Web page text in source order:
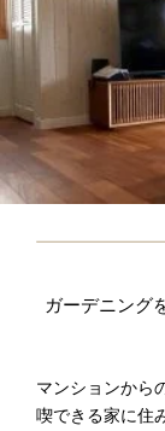
ガーデニング
マンションから
喫できる家に住